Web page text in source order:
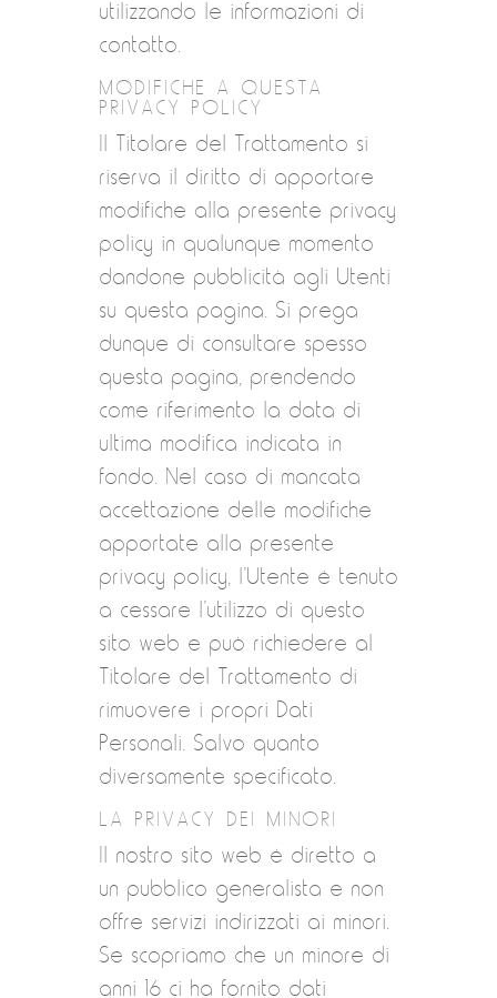
utilizzando le informazioni di
contatto.
MODIFICHE A QUESTA
PRIVACY POLICY
Il Titolare del Trattamento si
riserva il diritto di apportare
modifiche alla presente privacy
policy in qualunque momento
dandone pubblicità agli Utenti
su questa pagina. Si prega
dunque di consultare spesso
questa pagina, prendendo
come riferimento la data di
ultima modifica indicata in
fondo. Nel caso di mancata
accettazione delle modifiche
apportate alla presente
privacy policy, l’Utente è tenuto
a cessare l’utilizzo di questo
sito web e può richiedere al
Titolare del Trattamento di
rimuovere i propri Dati
Personali. Salvo quanto
diversamente specificato.
LA PRIVACY DEI MINORI
Il nostro sito web è diretto a
un pubblico generalista e non
offre servizi indirizzati ai minori.
Se scopriamo che un minore di
anni 16 ci ha fornito dati